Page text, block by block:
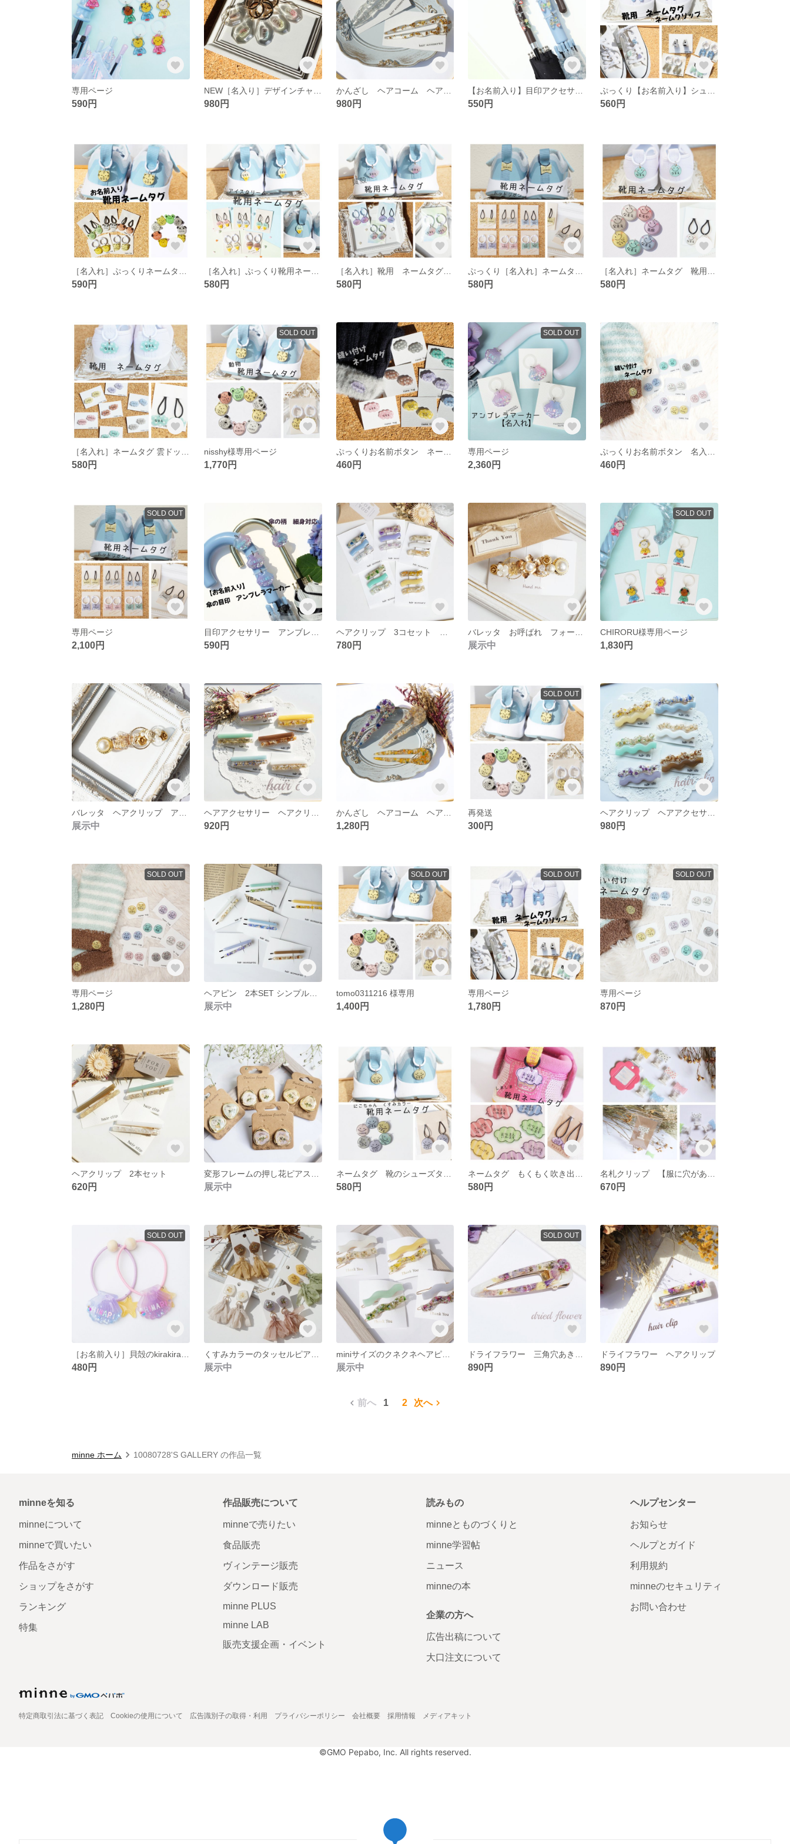
専用ページ
590円 980円 980円 550円 560円
590円 580円
［名入れ］靴用 ネームタグ 靴のシューズタグ 貝殻靴用ネームタグ 入園入学 靴の目印
580円 580円 580円
580円
SOLD OUT
nisshy様専用ページ
1,770円 460円
SOLD OUT
専用ページ
2,360円 460円
SOLD OUT
専用ページ
2,100円 590円 780円 展示中
SOLD OUT
CHIRORU様専用ページ
1,830円
展示中 920円 1,280円
SOLD OUT
再発送
300円 980円
SOLD OUT
専用ページ
1,280円
ヘアピン 2本SET シンプルカラーヘアピン ヘアアクセサリー ドライフラワーヘアピン ヘアクリップ
展示中
SOLD OUT
tomo0311216 様専用
1,400円
SOLD OUT
専用ページ
1,780円
SOLD OUT
専用ページ
870円
ヘアクリップ 2本セット
620円 展示中 580円 580円 670円
SOLD OUT
480円 展示中
miniサイズのクネクネヘアピン［2本set］
展示中
SOLD OUT
890円
ドライフラワー ヘアクリップ
890円
前へ 1 2 次へ
minne ホーム 10080728'S GALLERY の作品一覧
minneを知る
minneについて
minneで買いたい
作品をさがす
ショップをさがす
ランキング
特集
作品販売について
minneで売りたい
食品販売
ヴィンテージ販売
ダウンロード販売
minne PLUS
minne LAB
販売支援企画・イベント
読みもの
minneとものづくりと
minne学習帖
ニュース
minneの本
企業の方へ
広告出稿について
大口注文について
ヘルプセンター
お知らせ
ヘルプとガイド
利用規約
minneのセキュリティ
お問い合わせ
特定商取引法に基づく表記 Cookieの使用について 広告識別子の取得・利用 プライバシーポリシー 会社概要 採用情報 メディアキット
©GMO Pepabo, Inc. All rights reserved.